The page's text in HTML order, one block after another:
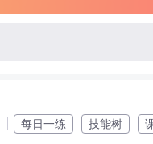
每日一练 技能树